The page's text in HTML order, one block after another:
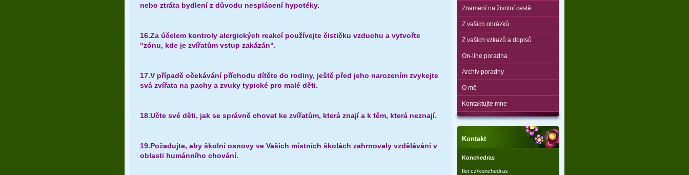
nebo ztráta bydlení z důvodu nesplácení hypotéky.
16.Za účelem kontroly alergických reakcí používejte čističku vzduchu a vytvořte
“zónu, kde je zvířatům vstup zakázán“.
17.V případě očekávání příchodu dítěte do rodiny, ještě před jeho narozením zvykejte
svá zvířata na pachy a zvuky typické pro malé děti.
18.Učte své děti, jak se správně chovat ke zvířatům, která znají a k těm, která neznají.
19.Požadujte, aby školní osnovy ve Vašich místních školách zahrnovaly vzdělávání v
oblasti humánního chování.
Znamení na životní cestě
Z vašich obrázků
Z vašich vzkazů a dopisů
On-line poradna
Archiv poradny
O mě
Kontaktujte mne
Kontakt
Konchedras
fler.cz/konchedras